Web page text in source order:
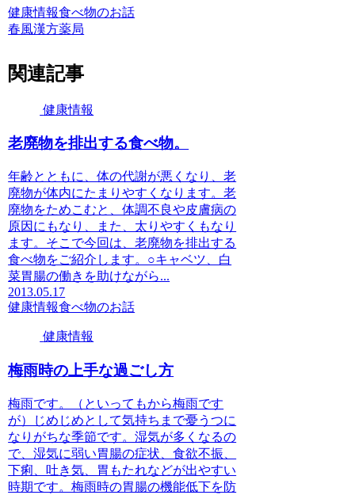
健康情報食べ物のお話
春風漢方薬局
関連記事
健康情報
老廃物を排出する食べ物。
年齢とともに、体の代謝が悪くなり、老
廃物が体内にたまりやすくなります。老
廃物をためこむと、体調不良や皮膚病の
原因にもなり、また、太りやすくもなり
ます。そこで今回は、老廃物を排出する
食べ物をご紹介します。○キャベツ、白
菜胃腸の働きを助けながら...
2013.05.17
健康情報食べ物のお話
健康情報
梅雨時の上手な過ごし方
梅雨です。（といってもから梅雨です
が）じめじめとして気持ちまで憂うつに
なりがちな季節です。湿気が多くなるの
で、湿気に弱い胃腸の症状、食欲不振、
下痢、吐き気、胃もたれなどが出やすい
時期です。梅雨時の胃腸の機能低下を防